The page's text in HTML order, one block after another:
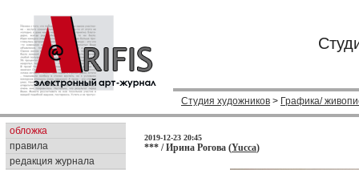
Студия художников > Графика/
обложка
правила
редакция журнала
2019-12-23 20:45
*** / Ирина Рогова (Yucca)